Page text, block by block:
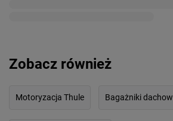
Zobacz również
Motoryzacja Thule Bagażniki